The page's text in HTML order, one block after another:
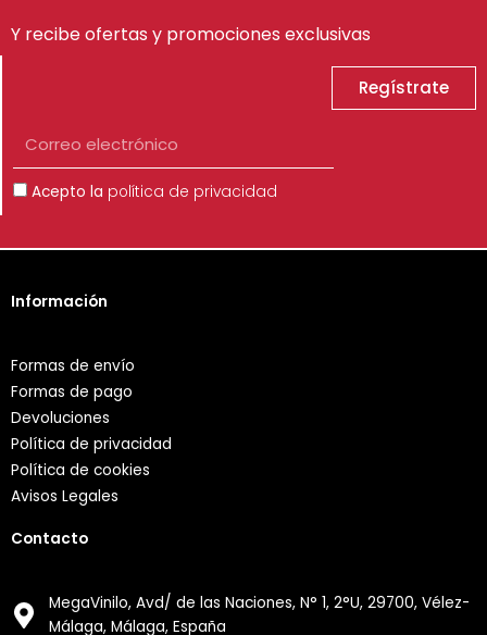
Y recibe ofertas y promociones exclusivas
electrónico
Aceptación
Acepto la política de privacidad
Regístrate
Información
Formas de envío
Formas de pago
Devoluciones
Política de privacidad
Política de cookies
Avisos Legales
Contacto
MegaVinilo, Avd/ de las Naciones, N° 1, 2°U, 29700, Vélez-
Málaga, Málaga, España